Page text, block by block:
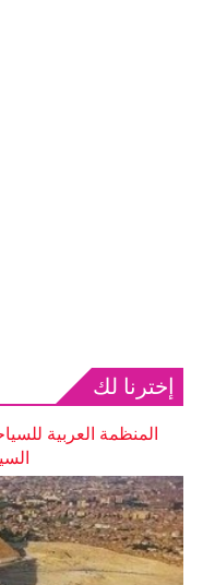
إخترنا لك
المنظمة العربية